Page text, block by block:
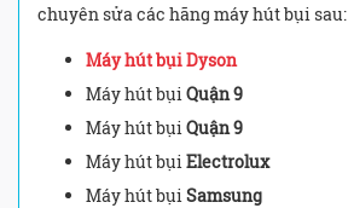
chuyên sửa các hãng máy hút bụi sau:
Máy hút bụi Dyson
Máy hút bụi Quận 9
Máy hút bụi Quận 9
Máy hút bụi Electrolux
Máy hút bụi Samsung